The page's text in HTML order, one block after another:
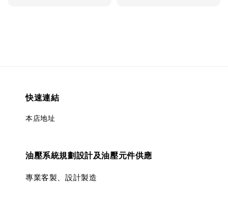
快速連結
本店地址
油壓系統規劃設計及油壓元件供應
專業客製、設計製造